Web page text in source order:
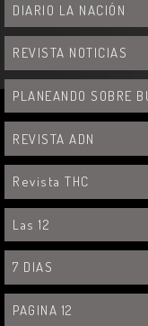
DIARIO LA NACIÓN
REVISTA NOTICIAS
PLANEANDO SOBRE
REVISTA ADN
Revista THC
Las 12
7 DIAS
PAGINA 12